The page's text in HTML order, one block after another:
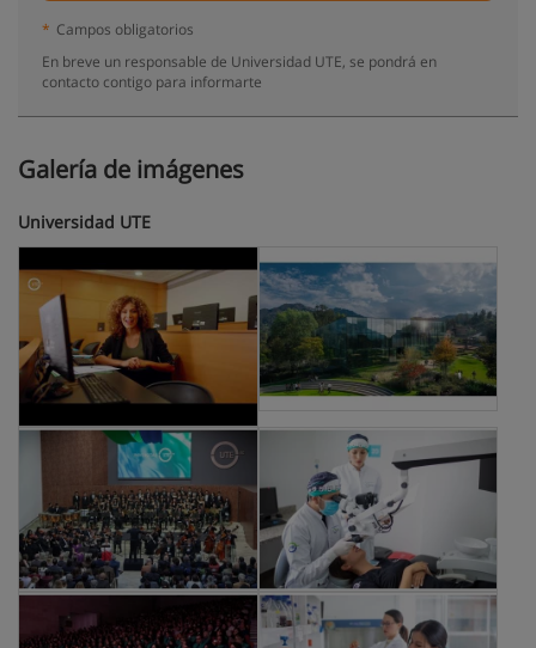
* Campos obligatorios
En breve un responsable de Universidad UTE, se pondrá en
contacto contigo para informarte
Galería de imágenes
Universidad UTE